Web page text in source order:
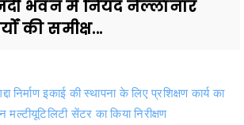
मल्टीयूटिलिटी सेंटर का किया निरीक्षण
ही सरकार पर निशाना: अवैध निर्माण रोकने की मांग,